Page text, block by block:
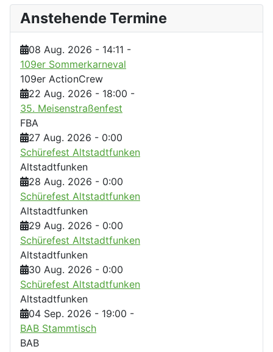
Anstehende Termine
08 Aug. 2026 - 14:11 -
109er Sommerkarneval
109er ActionCrew
22 Aug. 2026 - 18:00 -
35. Meisenstraßenfest
FBA
27 Aug. 2026 - 0:00
Schürefest Altstadtfunken
Altstadtfunken
28 Aug. 2026 - 0:00
Schürefest Altstadtfunken
Altstadtfunken
29 Aug. 2026 - 0:00
Schürefest Altstadtfunken
Altstadtfunken
30 Aug. 2026 - 0:00
Schürefest Altstadtfunken
Altstadtfunken
04 Sep. 2026 - 19:00 -
BAB Stammtisch
BAB